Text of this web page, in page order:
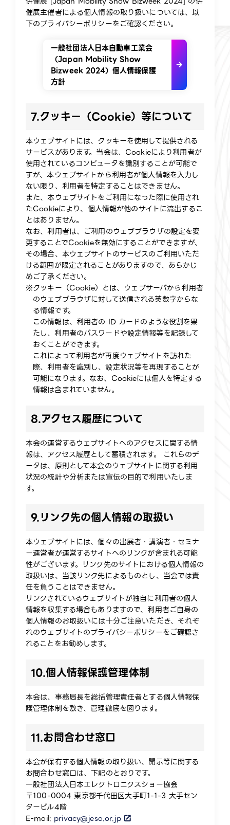
催展主催者による個人情報の取り扱いについては、以
下のプライバシーポリシーをご確認ください。
一般社団法人日本自動車工業会
（Japan Mobility Show
Bizweek 2024）個人情報保護
方針
7.クッキー（Cookie）等について
本ウェブサイトには、クッキーを使用して提供される
サービスがあります。当会は、Cookieにより利用者が
使用されているコンピュータを識別することが可能で
すが、本ウェブサイトから利用者が個人情報を入力し
ない限り、利用者を特定することはできません。
また、本ウェブサイトをご利用になった際に使用され
たCookieにより、個人情報が他のサイトに流出するこ
とはありません。
なお、利用者は、ご利用のウェブブラウザの設定を変
更することでCookieを無効にすることができますが、
その場合、本ウェブサイトのサービスのご利用いただ
ける範囲が限定されることがありますので、あらかじ
めご了承ください。
※クッキー（Cookie）とは、ウェブサーバから利用者
のウェブブラウザに対して送信される英数字からな
る情報です。
この情報は、利用者の ID カードのような役割を果
たし、利用者のパスワードや設定情報等を記録して
おくことができます。
これによって利用者が再度ウェブサイトを訪れた
際、利用者を識別し、設定状況等を再現することが
可能になります。なお、Cookieには個人を特定する
情報は含まれていません。
8.アクセス履歴について
本会の運営するウェブサイトへのアクセスに関する情
報は、アクセス履歴として蓄積されます。 これらのデ
ータは、原則として本会のウェブサイトに関する利用
状況の統計や分析または宣伝の目的で利用いたしま
す。
9.リンク先の個人情報の取扱い
本ウェブサイトには、個々の出展者・講演者・セミナ
ー運営者が運営するサイトへのリンクが含まれる可能
性がございます。リンク先のサイトにおける個人情報の
取扱いは、当該リンク先によるものとし、当会では責
任を負うことはできません。
リンクされているウェブサイトが独自に利用者の個人
情報を収集する場合もありますので、利用者ご自身の
個人情報のお取扱いには十分ご注意いただき、それぞ
れのウェブサイトのプライバシーポリシーをご確認さ
れることをお勧めします。
10.個人情報保護管理体制
本会は、事務局長を総括管理責任者とする個人情報保
護管理体制を敷き、管理徹底を図ります。
11.お問合わせ窓口
本会が保有する個人情報の取り扱い、開示等に関する
お問合わせ窓口は、下記のとおりです。
一般社団法人日本エレクトロニクスショー協会
〒100-0004 東京都千代田区大手町1-1-3 大手セン
タービル4階
E-mail: privacy@jesa.or.jp